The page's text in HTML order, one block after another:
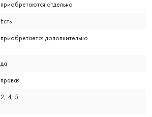
приобретаются отдельно
Есть
приобретается дополнительно
да
правая
2, 4, 5